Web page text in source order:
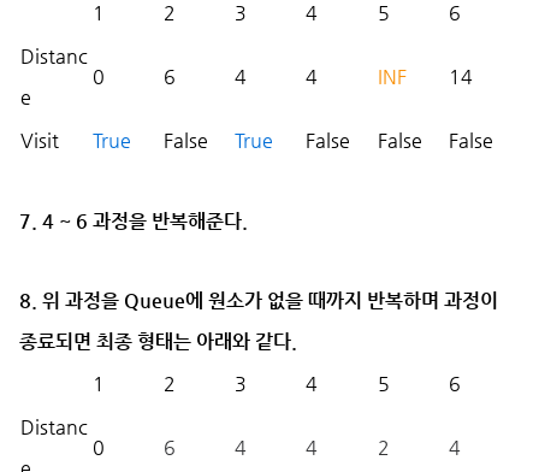
1
2 3 4 5
6
Distanc
e
0 6 4 4 INF 14
Visit True False True False False False
7. 4 ~ 6 과정을 반복해준다.
8. 위 과정을 Queue에 원소가 없을 때까지 반복하며 과정이
종료되면 최종 형태는 아래와 같다.
1
2 3 4 5
6
Distanc
0 6 4 4 2 4